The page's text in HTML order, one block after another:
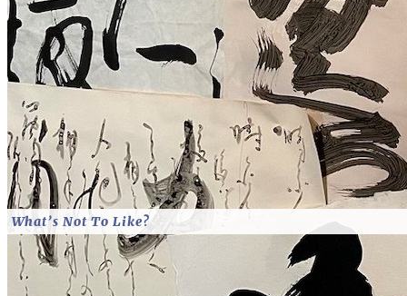
What’s Not To Like?